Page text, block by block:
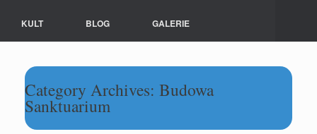
KULT BLOG GALERIE
Category Archives: Budowa
Sanktuarium